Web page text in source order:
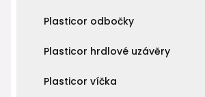
Plasticor odbočky
Plasticor hrdlové uzávěry
Plasticor víčka